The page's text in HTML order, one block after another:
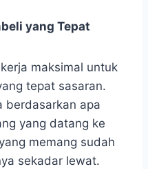
yang Tepat
maksimal untuk
tepat sasaran.
berdasarkan apa
yang datang ke
memang sudah
sekadar lewat.